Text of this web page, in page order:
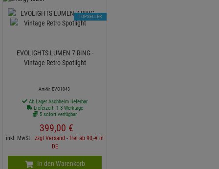
EVOLIGHTS LUMEN 7 RING -
Vintage Retro Spotlight
Art-Nr. EVO1043
Ab Lager Aschheim lieferbar
Lieferzeit: 1-3 Werktage
5 sofort verfügbar
399,00 €
inkl. MwSt. zzgl Versand - frei ab 90,-€ in
DE
TOPSELLER
In den Warenkorb